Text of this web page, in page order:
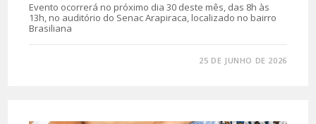
Evento ocorrerá no próximo dia 30 deste mês, das 8h às
13h, no auditório do Senac Arapiraca, localizado no bairro
Brasiliana
25 DE JUNHO DE 2026